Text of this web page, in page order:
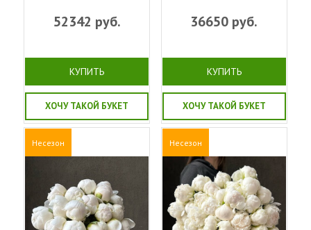
52342 руб.
КУПИТЬ
ХОЧУ ТАКОЙ БУКЕТ
36650 руб.
КУПИТЬ
ХОЧУ ТАКОЙ БУКЕТ
Несезон Несезон